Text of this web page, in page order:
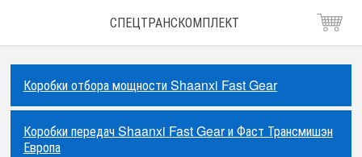
СПЕЦТРАНСКОМПЛЕКТ
Коробки отбора мощности Shaanxi Fast Gear
Коробки передач Shaanxi Fast Gear и Фаст Трансмишэн
Европа